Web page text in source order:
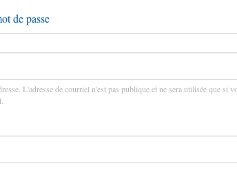
de passe
L'adresse de courriel n'est pas publique et ne sera utilisée que si